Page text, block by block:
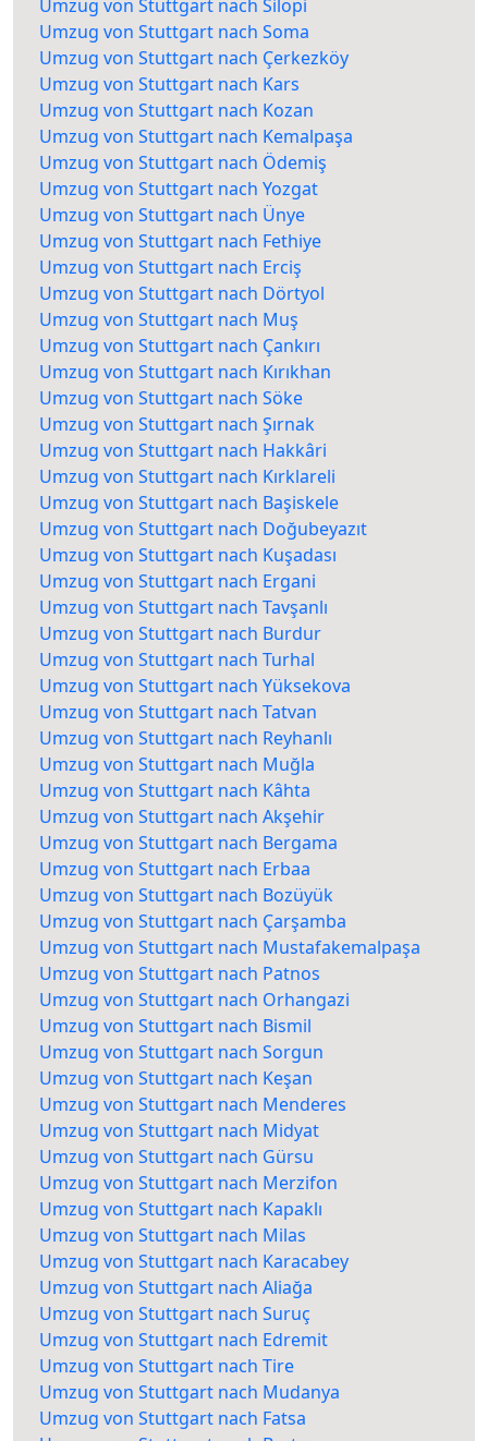
Umzug von Stuttgart nach Silopi
Umzug von Stuttgart nach Soma
Umzug von Stuttgart nach Çerkezköy
Umzug von Stuttgart nach Kars
Umzug von Stuttgart nach Kozan
Umzug von Stuttgart nach Kemalpaşa
Umzug von Stuttgart nach Ödemiş
Umzug von Stuttgart nach Yozgat
Umzug von Stuttgart nach Ünye
Umzug von Stuttgart nach Fethiye
Umzug von Stuttgart nach Erciş
Umzug von Stuttgart nach Dörtyol
Umzug von Stuttgart nach Muş
Umzug von Stuttgart nach Çankırı
Umzug von Stuttgart nach Kırıkhan
Umzug von Stuttgart nach Söke
Umzug von Stuttgart nach Şırnak
Umzug von Stuttgart nach Hakkâri
Umzug von Stuttgart nach Kırklareli
Umzug von Stuttgart nach Başiskele
Umzug von Stuttgart nach Doğubeyazıt
Umzug von Stuttgart nach Kuşadası
Umzug von Stuttgart nach Ergani
Umzug von Stuttgart nach Tavşanlı
Umzug von Stuttgart nach Burdur
Umzug von Stuttgart nach Turhal
Umzug von Stuttgart nach Yüksekova
Umzug von Stuttgart nach Tatvan
Umzug von Stuttgart nach Reyhanlı
Umzug von Stuttgart nach Muğla
Umzug von Stuttgart nach Kâhta
Umzug von Stuttgart nach Akşehir
Umzug von Stuttgart nach Bergama
Umzug von Stuttgart nach Erbaa
Umzug von Stuttgart nach Bozüyük
Umzug von Stuttgart nach Çarşamba
Umzug von Stuttgart nach Mustafakemalpaşa
Umzug von Stuttgart nach Patnos
Umzug von Stuttgart nach Orhangazi
Umzug von Stuttgart nach Bismil
Umzug von Stuttgart nach Sorgun
Umzug von Stuttgart nach Keşan
Umzug von Stuttgart nach Menderes
Umzug von Stuttgart nach Midyat
Umzug von Stuttgart nach Gürsu
Umzug von Stuttgart nach Merzifon
Umzug von Stuttgart nach Kapaklı
Umzug von Stuttgart nach Milas
Umzug von Stuttgart nach Karacabey
Umzug von Stuttgart nach Aliağa
Umzug von Stuttgart nach Suruç
Umzug von Stuttgart nach Edremit
Umzug von Stuttgart nach Tire
Umzug von Stuttgart nach Mudanya
Umzug von Stuttgart nach Fatsa